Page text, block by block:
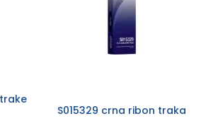
S015329 crna ribon traka